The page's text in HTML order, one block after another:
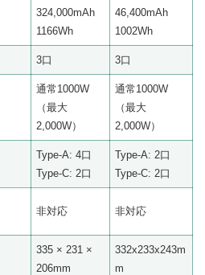
324,000mAh
1166Wh
46,400mAh
1002Wh
3口 3口
通常1000W
（最大
2,000W）
通常1000W
（最大
2,000W）
Type-A: 4口
Type-C: 2口
Type-A: 2口
Type-C: 2口
非対応 非対応
335 × 231 ×
206mm
332x233x243m
m